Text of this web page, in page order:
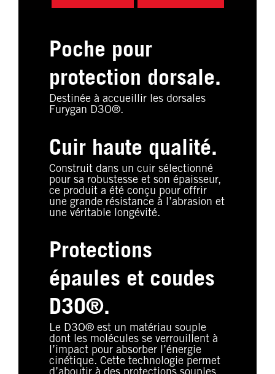
Poche pour
protection dorsale.
Destinée à accueillir les dorsales
Furygan D3O®.
Cuir haute qualité.
Construit dans un cuir sélectionné
pour sa robustesse et son épaisseur,
ce produit a été conçu pour offrir
une grande résistance à l’abrasion et
une véritable longévité.
Protections
épaules et coudes
D3O®.
Le D3O® est un matériau souple
dont les molécules se verrouillent à
l’impact pour absorber l’énergie
cinétique. Cette technologie permet